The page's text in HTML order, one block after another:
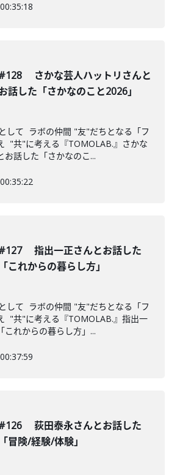
00:35:18
さかな芸人ハットリさんと
話した「さかなのこと2026」
して ラボの仲間 "友"だちとなる「フ
"共"に考える『TOMOLAB.』さかな
お話した「さかなのこ...
00:35:22
指出一正さんとお話した
「これからの暮らし方」
して ラボの仲間 "友"だちとなる「フ
"共"に考える『TOMOLAB.』指出一
これからの暮らし方」...
00:37:59
荻田泰永さんとお話した
「冒険/経験/体験」